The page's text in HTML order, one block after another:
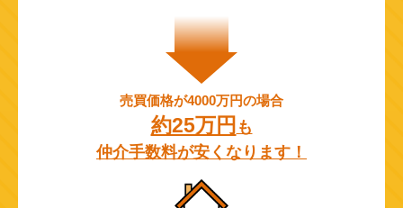
売買価格が4000万円の場合
約25万円 も
仲介手数料が安くなります！